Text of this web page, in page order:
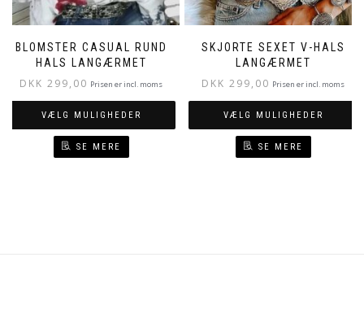
BLOMSTER CASUAL RUND
HALS LANGÆRMET
DKK 299,00 Prisen er incl. moms
VÆLG MULIGHEDER
SE MERE
SKJORTE SEXET V-HALS
LANGÆRMET
DKK 299,00 Prisen er incl. moms
VÆLG MULIGHEDER
SE MERE